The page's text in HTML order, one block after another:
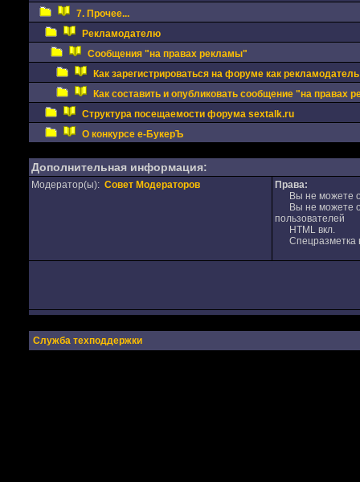
7. Прочее...
Рекламодателю
Сообщения "на правах рекламы"
Как зарегистрироваться на форуме как рекламодатель
Как составить и опубликовать сообщение "на правах
Структура посещаемости форума sextalk.ru
О конкурсе е-БукерЪ
Дополнительная информация:
Модератор(ы): Совет Модераторов
Права:
Вы не можете
Вы не можете
пользователей
HTML вкл.
Спецразметка
Служба техподдержки